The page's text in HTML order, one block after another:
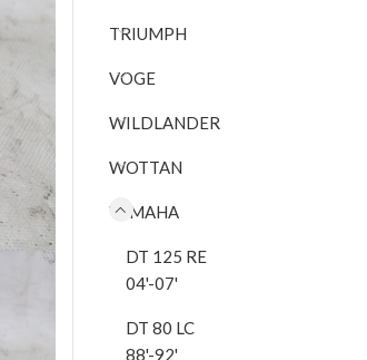
TRIUMPH
VOGE
WILDLANDER
WOTTAN
YAMAHA
DT 125 RE
04'-07'
DT 80 LC
88'-92'